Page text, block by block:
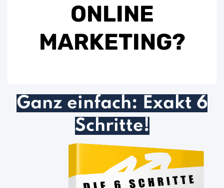
ONLINE
MARKETING?
Ganz einfach: Exakt 6
Schritte!